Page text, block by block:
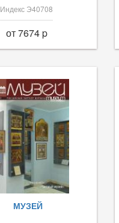
Индекс Э40708
от 7674 p
МУЗЕЙ